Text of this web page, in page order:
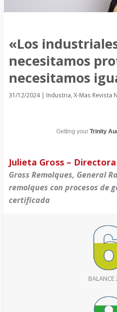
«Los
necesitamos
necesitamos
31/12/2024 | Industria ,X-Mas Revista
Getting your Trinity
Julieta Gross –
Gross Remolques, General
remolques con procesos de
certificada
BALANCE